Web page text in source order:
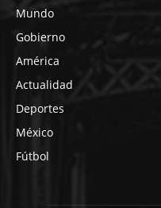
Mundo
Gobierno
América
Actualidad
Deportes
México
Fútbol